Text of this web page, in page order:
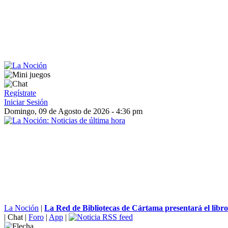
Regístrate
Iniciar Sesión
Domingo, 09 de Agosto de 2026 - 4:36 pm
La Noción | La Red de Bibliotecas de Cártama presentará el
| Chat | Foro | App |